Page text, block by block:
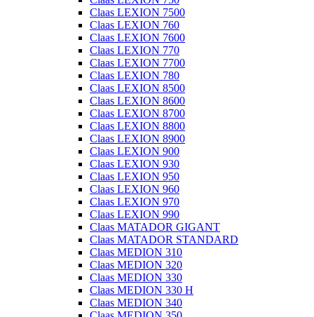
Claas LEXION 7500
Claas LEXION 760
Claas LEXION 7600
Claas LEXION 770
Claas LEXION 7700
Claas LEXION 780
Claas LEXION 8500
Claas LEXION 8600
Claas LEXION 8700
Claas LEXION 8800
Claas LEXION 8900
Claas LEXION 900
Claas LEXION 930
Claas LEXION 950
Claas LEXION 960
Claas LEXION 970
Claas LEXION 990
Claas MATADOR GIGANT
Claas MATADOR STANDARD
Claas MEDION 310
Claas MEDION 320
Claas MEDION 330
Claas MEDION 330 H
Claas MEDION 340